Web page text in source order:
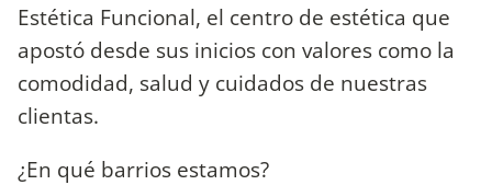
Estética Funcional, el centro de estética que
apostó desde sus inicios con valores como la
comodidad, salud y cuidados de nuestras
clientas.
¿En qué barrios estamos?